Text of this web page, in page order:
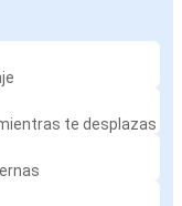
te desplazas